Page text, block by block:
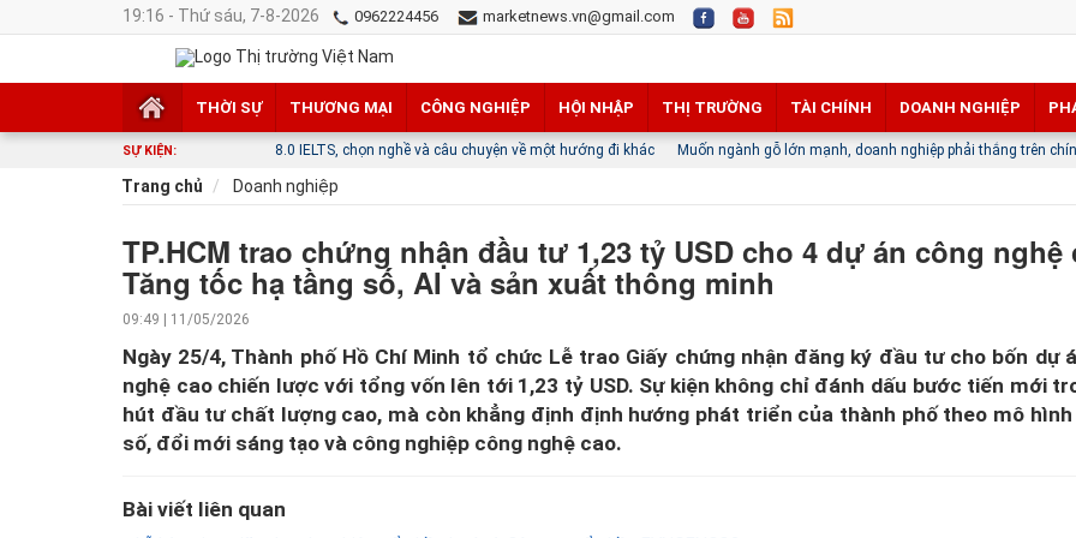
19:16 - Thứ sáu, 7-8-2026 0962224456 marketnews.vn@gmail.com
THỜI SỰ THƯƠNG MẠI CÔNG NGHIỆP HỘI NHẬP THỊ TRƯỜNG TÀI CHÍNH DOANH NGHIỆP
SỰ KIỆN:8.0 IELTS, chọn nghề và câu chuyện về một hướng đi khác Muốn ngành gỗ lớn mạnh, doanh nghiệp phải thắng trên chính thị trường nội
Trang chủ Doanh nghiệp
TP.HCM trao chứng nhận đầu tư 1,23 tỷ USD cho 4 dự án công nghệ
Tăng tốc hạ tầng số, AI và sản xuất thông minh
09:49 | 11/05/2026
Ngày 25/4, Thành phố Hồ Chí Minh tổ chức Lễ trao Giấy chứng nhận đăng ký đầu tư cho bốn dự
nghệ cao chiến lược với tổng vốn lên tới 1,23 tỷ USD. Sự kiện không chỉ đánh dấu bước tiến mới
hút đầu tư chất lượng cao, mà còn khẳng định định hướng phát triển của thành phố theo mô
số, đổi mới sáng tạo và công nghiệp công nghệ cao.
Bài viết liên quan